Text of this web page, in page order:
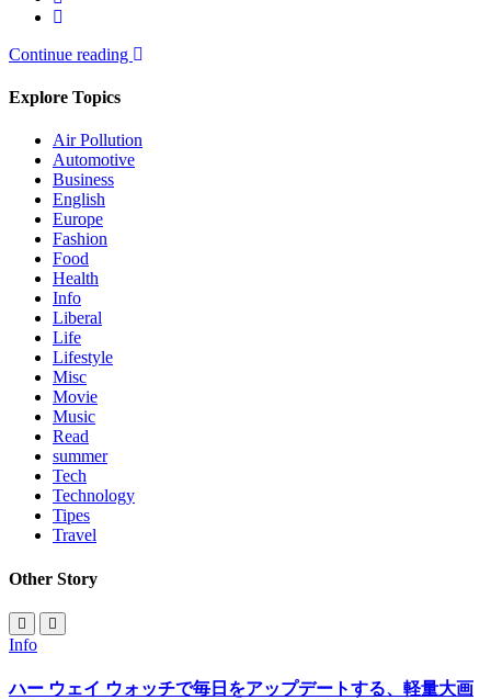
Continue reading
Explore Topics
Air Pollution
Automotive
Business
English
Europe
Fashion
Food
Health
Info
Liberal
Life
Lifestyle
Misc
Movie
Music
Read
summer
Tech
Technology
Tipes
Travel
Other Story
Info
ハー ウェイ ウォッチで毎日をアップデートする、軽量大画